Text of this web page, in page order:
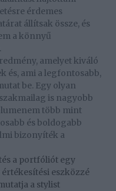
érdemes
állítsak össze, és
a könnyű
amelyet kiváló
és, ami a legfontosabb,
be. Egy olyan
is nagyobb
több mint
és boldogabb
bizonyíték a
a portfóliót egy
eszközzé
a stylist